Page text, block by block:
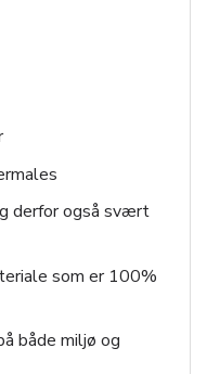
derfor også svært
som er 100%
både miljø og